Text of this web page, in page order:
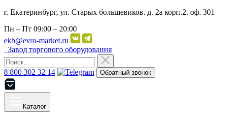
г. Екатеринбург, ул. Старых большевиков. д. 2а корп.2. оф. 301
Пн – Пт 09:00 – 20:00
ekb@evro-market.ru
Завод торгового оборудования
8 800 302 32 14 Обратный звонок
Каталог